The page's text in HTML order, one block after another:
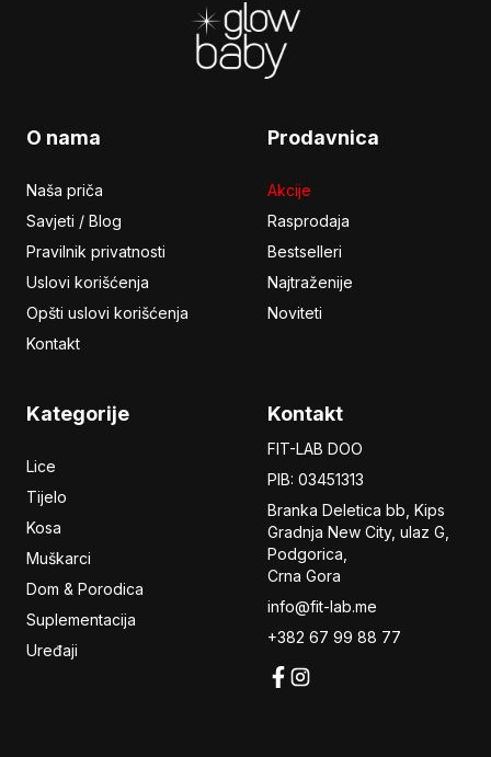
O nama
Naša priča
Savjeti / Blog
Pravilnik privatnosti
Uslovi korišćenja
Opšti uslovi korišćenja
Kontakt
Prodavnica
Akcije
Rasprodaja
Bestselleri
Najtraženije
Noviteti
Kategorije
Lice
Tijelo
Kosa
Muškarci
Dom & Porodica
Suplementacija
Uređaji
Kontakt
FIT-LAB DOO
PIB: 03451313
Branka Deletica bb, Kips
Gradnja New City, ulaz G,
Podgorica,
Crna Gora
info@fit-lab.me
+382 67 99 88 77